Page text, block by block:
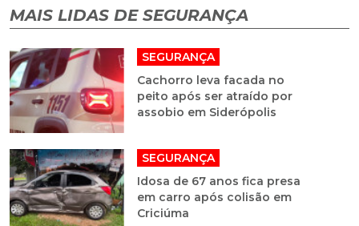
MAIS LIDAS DE SEGURANÇA
SEGURANÇA
Cachorro leva facada no
peito após ser atraído por
assobio em Siderópolis
SEGURANÇA
Idosa de 67 anos fica presa
em carro após colisão em
Criciúma